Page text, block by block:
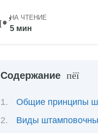
НА ЧТЕНИЕ
5 мин
Содержание
Общие принципы
Виды